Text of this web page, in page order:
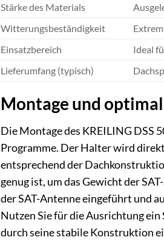
Stärke des Materials
Witterungsbeständigkeit
Einsatzbereich
Ideal
Lieferumfang (typisch)
Montage und
Die Montage des KREILING DSS
Programme. Der Halter wird
entsprechend der
genug ist, um das Gewicht der
der SAT-Antenne eingeführt und
Nutzen Sie für die Ausrichtung
durch seine stabile Konstruktion